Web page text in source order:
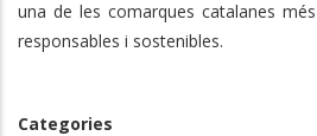
una de les comarques catalanes més
responsables i sostenibles.
Categories